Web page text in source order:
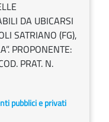
DA UBICARSI
SATRIANO (FG),
PROPONENTE:
PRAT. N.
pubblici e privati